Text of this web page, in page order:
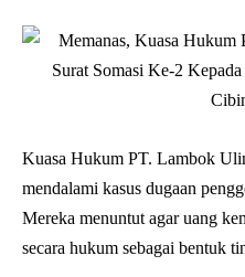
Kuasa Hukum PT. Lambok
mendalami kasus dugaan
Mereka menuntut agar uang
secara hukum sebagai bentuk